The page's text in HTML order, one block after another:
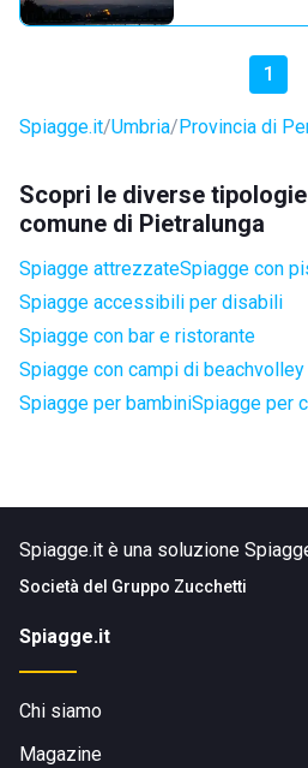
1
Spiagge.it Umbria Provincia di
Scopri le diverse
comune di Pietralunga
Spiagge attrezzateSpiagge con
Spiagge accessibili per disabili
Spiagge con bar e ristorante
Spiagge con campi di
Spiagge per bambiniSpiagge per
Spiagge.it è una soluzione
Società del Gruppo Zucchetti
Spiagge.it
Chi siamo
Magazine